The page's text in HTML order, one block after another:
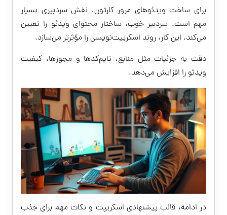
برای ساخت ویدئوهای مرور کارتون، نقش سردبیری بسیار
مهم است. سردبیر خوب، ساختار محتوای ویدئو را تعیین
می‌کند. این کار، روند اسکریپت‌نویسی را مؤثرتر می‌سازد.
دقت به جزئیات مثل منابع، تایم‌کدها و مجوزها، کیفیت
ویدئو را افزایش می‌دهد.
در ادامه، قالب پیشنهادی اسکریپت و نکات مهم برای جذب